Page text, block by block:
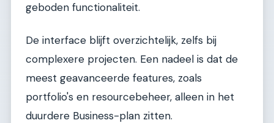
geboden functionaliteit.
De interface blijft overzichtelijk, zelfs bij
complexere projecten. Een nadeel is dat de
meest geavanceerde features, zoals
portfolio's en resourcebeheer, alleen in het
duurdere Business-plan zitten.